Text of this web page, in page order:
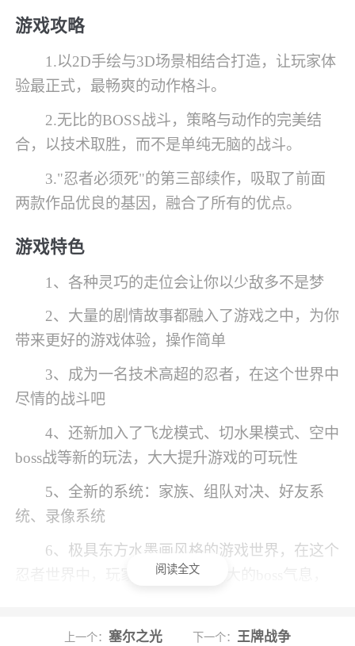
游戏攻略
1.以2D手绘与3D场景相结合打造，让玩家体
验最正式，最畅爽的动作格斗。
2.无比的BOSS战斗，策略与动作的完美结
合，以技术取胜，而不是单纯无脑的战斗。
3."忍者必须死"的第三部续作，吸取了前面
两款作品优良的基因，融合了所有的优点。
游戏特色
1、各种灵巧的走位会让你以少敌多不是梦
2、大量的剧情故事都融入了游戏之中，为你
带来更好的游戏体验，操作简单
3、成为一名技术高超的忍者，在这个世界中
尽情的战斗吧
4、还新加入了飞龙模式、切水果模式、空中
boss战等新的玩法，大大提升游戏的可玩性
5、全新的系统：家族、组队对决、好友系
统、录像系统
6、极具东方水墨画风格的游戏世界，在这个
忍者世界中，玩家可以感受到强大的boss气息，
7、画风还是和前作一样的水墨风格，完美展
阅读全文
上一个： 塞尔之光 下一个： 王牌战争